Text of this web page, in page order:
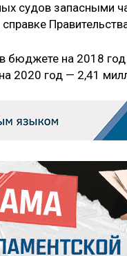
судов запасными
бюджете на 2018
2020 год — 2,41